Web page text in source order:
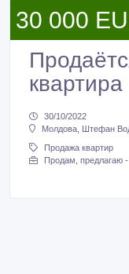
30 000
квартира
30/10/2022
Молдова, Штефан
Продажа квартир
Продам, предлагаю